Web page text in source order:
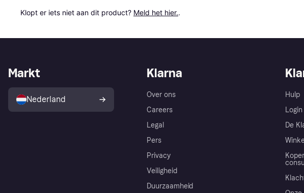
Klopt er iets niet aan dit product? Meld het hier..
Klarna
Over ons
Careers
Legal
Pers
Privacy
Veiligheid
Duurzaamheid
Hulp
Login
De
Markt
Nederland